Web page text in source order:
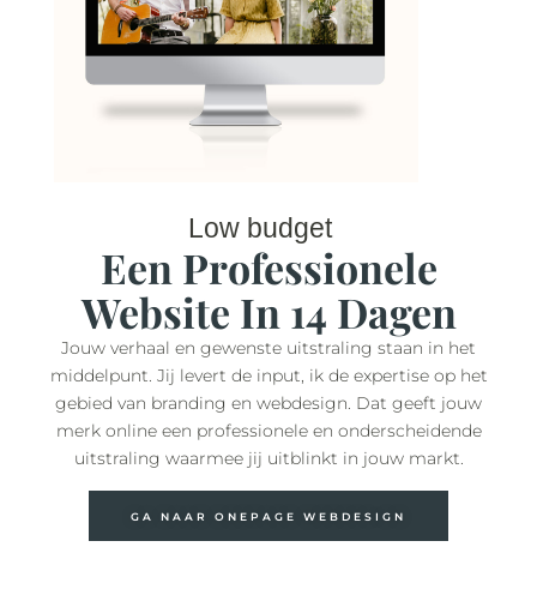
Low budget
Een Professionele
Website In 14 Dagen
Jouw verhaal en gewenste uitstraling staan in het
middelpunt. Jij levert de input, ik de expertise op het
gebied van branding en webdesign. Dat geeft jouw
merk online een professionele en onderscheidende
uitstraling waarmee jij uitblinkt in jouw markt.
GA NAAR ONEPAGE WEBDESIGN